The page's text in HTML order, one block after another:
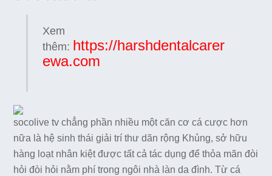
Xem
thêm: https://harshdentalcarer
ewa.com
socolive tv chẳng phần nhiều một căn cơ cá cược hơn
nữa là hệ sinh thái giải trí thư dãn rộng Khủng, sở hữu
hàng loạt nhân kiệt được tất cả tác dụng để thỏa mãn đòi
hỏi đòi hỏi nằm phí trong ngôi nhà làn da đình. Từ cá